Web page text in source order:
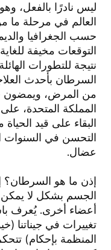
ليس نادرًا بالفعل،
العالم في مرحلة ما
حسب الجغرافيا
التوقعات مخيفة
نتيجة للتطورات
السرطان بأحدث
من المرض، ويمضون
المملكة المتحدة،
البقاء على قيد
التحسن في السنوات
عضال.
إذن ما هو السرطان؟
الجسم بشكل لا يمكن
أعضاء أخرى. يُعرف
تغييرات في جيناتنا
المنظمة بإحكام)